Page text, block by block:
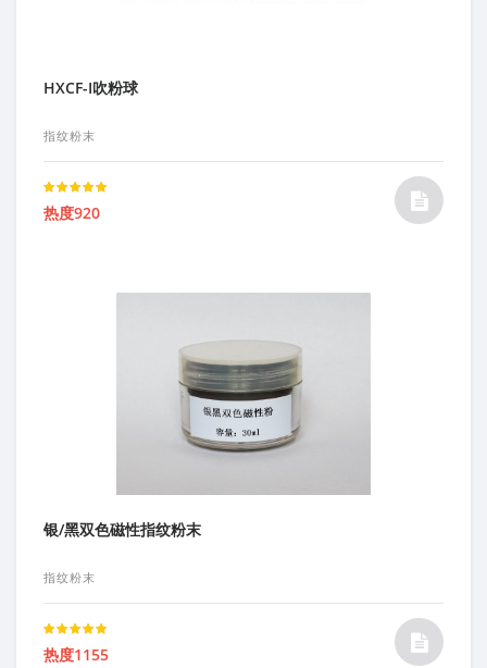
HXCF-I吹粉球
指纹粉末
Rated
5.00out of 5
热度920
银/黑双色磁性指纹粉末
指纹粉末
Rated
5.00out of 5
热度1155